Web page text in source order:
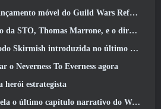
móvel do Guild Wars Reforged
criativo da Neverwinter, Randy Mosiondz, discutem os jogos e o futuro do Cryptic
introduzida no último ato de Valorant
o Neverness To Everness agora
herói estrategista
narrativo do Warframe com novos curtas de anime